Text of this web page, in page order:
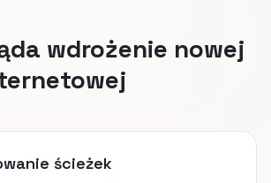
wdrożenie nowej
ścieżek